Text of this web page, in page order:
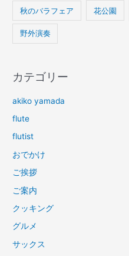
秋のバラフェア 花公園
野外演奏
カテゴリー
akiko yamada
flute
flutist
おでかけ
ご挨拶
ご案内
クッキング
グルメ
サックス